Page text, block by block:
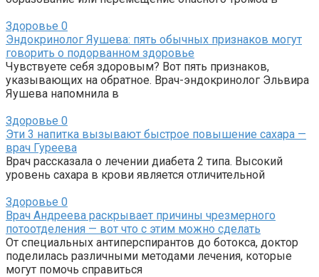
Здоровье 0
Эндокринолог Яушева: пять обычных признаков могут
говорить о подорванном здоровье
Чувствуете себя здоровым? Вот пять признаков,
указывающих на обратное. Врач-эндокринолог Эльвира
Яушева напомнила в
Здоровье 0
Эти 3 напитка вызывают быстрое повышение сахара —
врач Гуреева
Врач рассказала о лечении диабета 2 типа. Высокий
уровень сахара в крови является отличительной
Здоровье 0
Врач Андреева раскрывает причины чрезмерного
потоотделения — вот что с этим можно сделать
От специальных антиперспирантов до ботокса, доктор
поделилась различными методами лечения, которые
могут помочь справиться